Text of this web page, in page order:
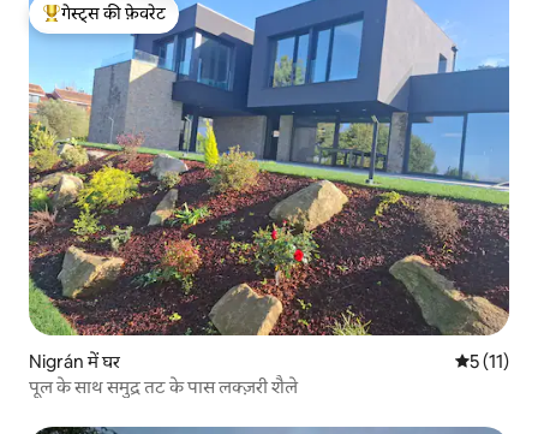
गेस्ट्स का टॉप फ़ेवरेट
गेस्ट्स की फ़ेवरेट
Nigrán में घर औसत रेटिंग
5 (11)
पूल के साथ समुद्र तट के पास लक्ज़री शैले